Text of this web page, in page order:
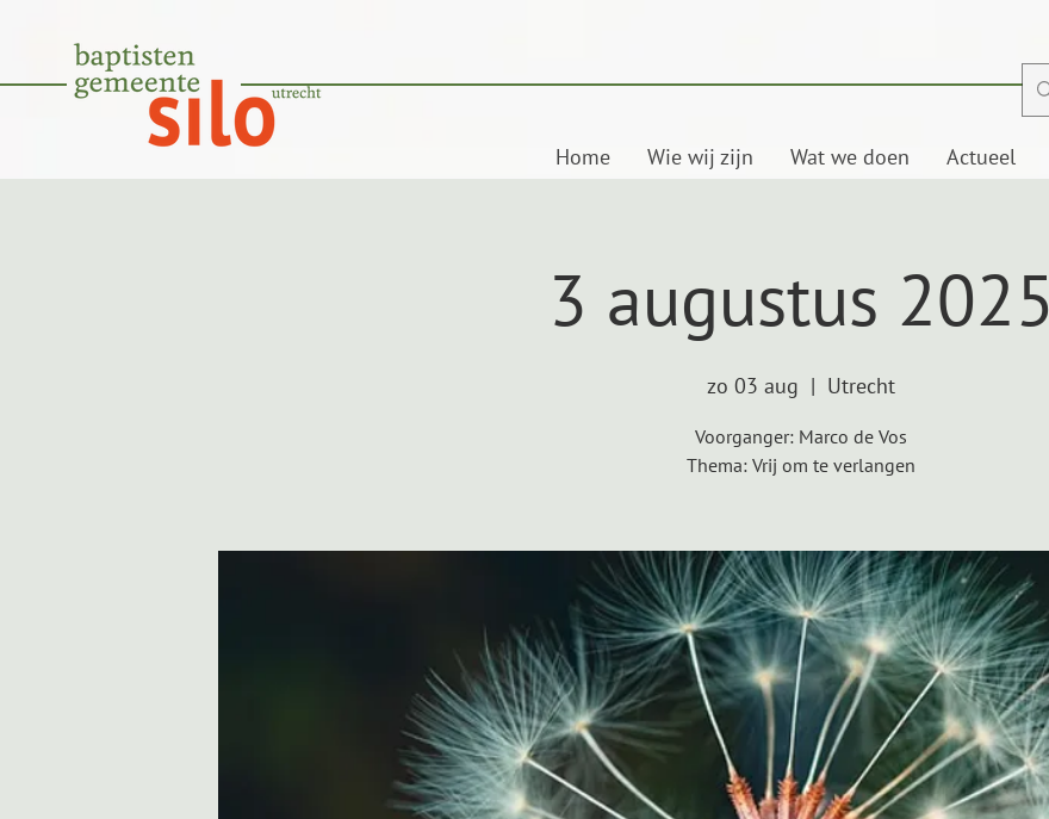
Home Wie wij zijn Wat we doen Actueel
3 augustus 2025
zo 03 aug
  |
Utrecht
Voorganger: Marco de Vos
Thema: Vrij om te verlangen